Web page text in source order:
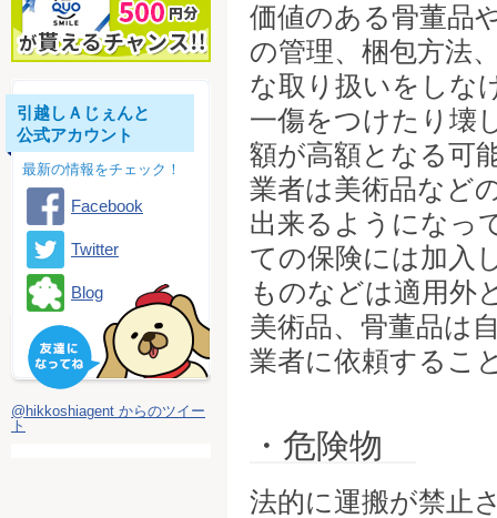
価値のある骨董品
の管理、梱包方法
な取り扱いをしな
一傷をつけたり壊
額が高額となる可
業者は美術品など
出来るようになっ
ての保険には加入
ものなどは適用外
美術品、骨董品は
業者に依頼するこ
・危険物
法的に運搬が禁止
引越しＡじぇんと
公式アカウント
最新の情報をチェック！
Facebook
Twitter
Blog
@hikkoshiagent からのツイー
ト